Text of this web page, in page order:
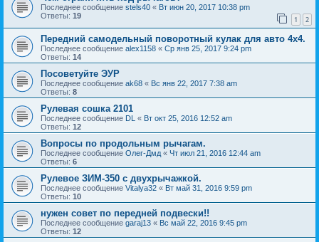
Последнее сообщение stels40 « Вт июн 20, 2017 10:38 pm
Ответы: 19 1 2
Передний самодельный поворотный кулак для авто 4х4.
Последнее сообщение alex1158 « Ср янв 25, 2017 9:24 pm
Ответы: 14
Посоветуйте ЭУР
Последнее сообщение ak68 « Вс янв 22, 2017 7:38 am
Ответы: 8
Рулевая сошка 2101
Последнее сообщение DL « Вт окт 25, 2016 12:52 am
Ответы: 12
Вопросы по продольным рычагам.
Последнее сообщение Олег-Дмд « Чт июл 21, 2016 12:44 am
Ответы: 6
Рулевое ЗИМ-350 с двухрычажкой.
Последнее сообщение Vitalya32 « Вт май 31, 2016 9:59 pm
Ответы: 10
нужен совет по передней подвески!!
Последнее сообщение garaj13 « Вс май 22, 2016 9:45 pm
Ответы: 12